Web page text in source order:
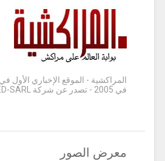
المراكشية - الموقع الإخباري
في 2005 - تصدر عن شركة IMAR MED-SARL
معرض الصور